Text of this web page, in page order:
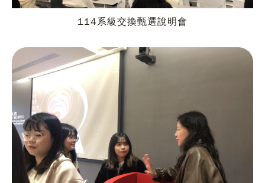
114系級交換甄選說明會